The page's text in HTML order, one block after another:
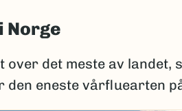
Norge
det meste av landet,
den eneste vårfluearten